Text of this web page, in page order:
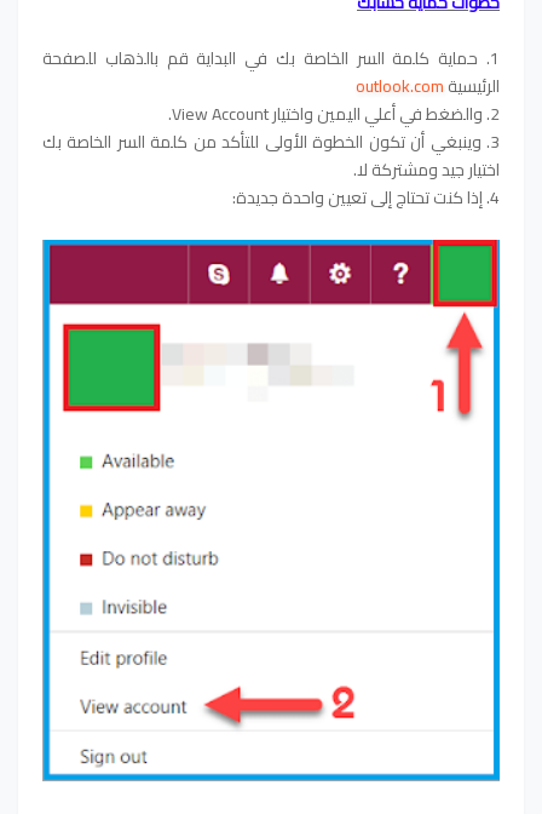
1. حماية كلمة السر الخاصة بك في البداية قم بالذهاب للصفحة
الرئيسيةoutlook.com
2. والضغط في أعلي اليمين واختيار View Account.
3. وينبغي أن تكون الخطوة الأولى للتأكد من كلمة السر الخاصة بك
اختيار جيد ومشتركة لا.
4. إذا كنت تحتاج إلى تعيين واحدة جديدة: